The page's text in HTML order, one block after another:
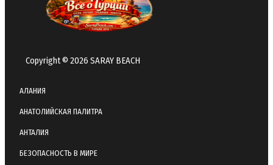
Copyright © 2026 SARAY BEACH
АЛАНИЯ
АНАТОЛИЙСКАЯ ПАЛИТРА
АНТАЛИЯ
БЕЗОПАСНОСТЬ В МИРЕ